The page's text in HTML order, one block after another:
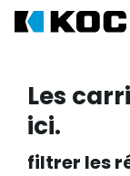
Les
ici.
filtrer les